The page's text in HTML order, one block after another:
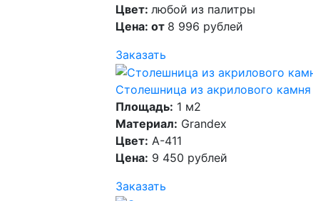
Цвет: любой из палитры
Цена: от 8 996 рублей
Заказать
Столешница из акрилового камня
Площадь: 1 м2
Материал: Grandex
Цвет: A-411
Цена: 9 450 рублей
Заказать